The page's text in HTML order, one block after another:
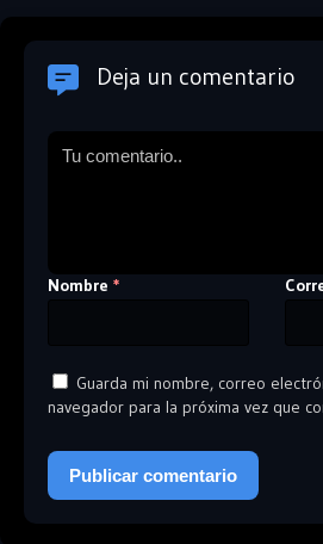
Deja un comentario
Nombre *
Guarda mi nombre, correo
navegador para la próxima vez que